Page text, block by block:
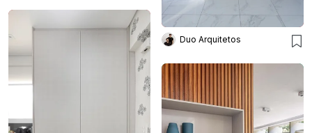
Duo Arquitetos